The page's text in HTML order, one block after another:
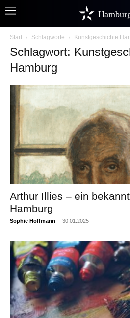
Start Schlagworte Kunstgeschichte
Schlagwort:
Hamburg
Arthur Illies – ein
Hamburg
Sophie Hoffmann - 30.01.2025